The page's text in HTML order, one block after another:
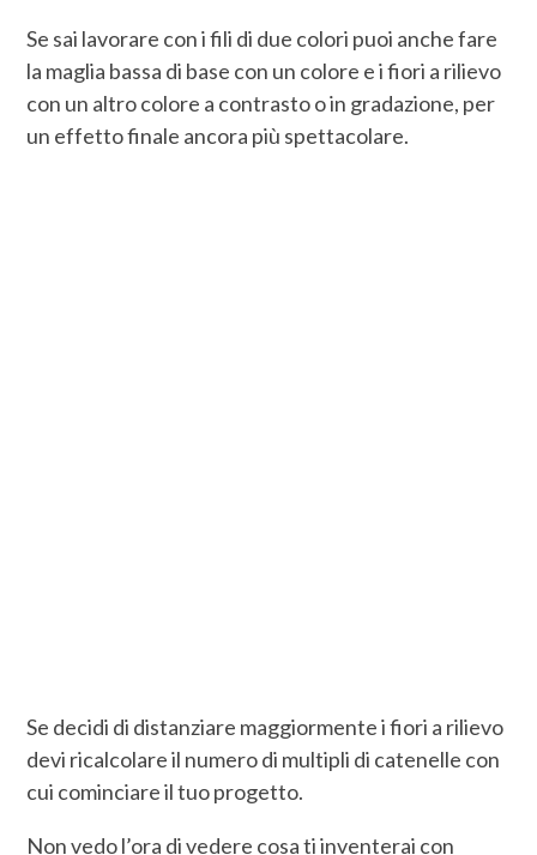
Se sai lavorare con i fili di due colori puoi anche fare
la maglia bassa di base con un colore e i fiori a rilievo
con un altro colore a contrasto o in gradazione, per
un effetto finale ancora più spettacolare.
Se decidi di distanziare maggiormente i fiori a rilievo
devi ricalcolare il numero di multipli di catenelle con
cui cominciare il tuo progetto.
Non vedo l’ora di vedere cosa ti inventerai con